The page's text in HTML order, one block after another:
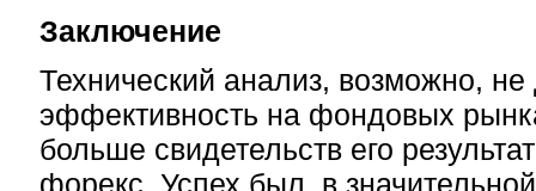
Заключение
Технический анализ, возможно,
эффективность на фондовых
больше свидетельств его
форекс. Успех был, в